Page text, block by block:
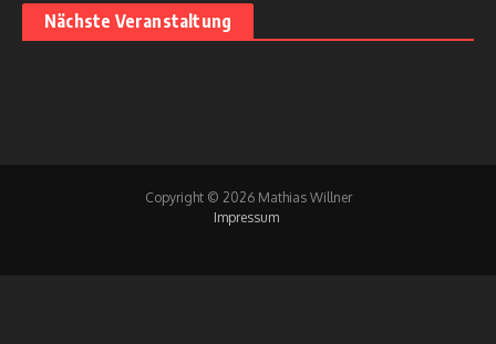
Nächste Veranstaltung
Copyright © 2026 Mathias Willner
Impressum